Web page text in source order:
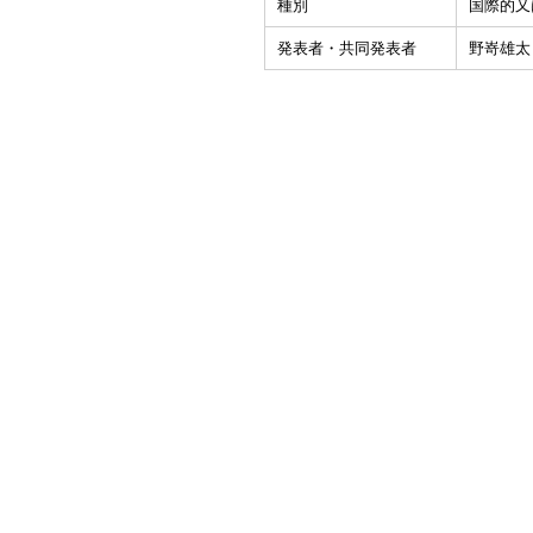
種別 国際的
発表者・共同発表者 野嵜雄太